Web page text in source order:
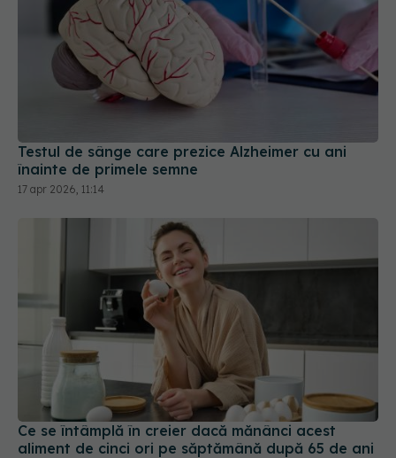
Testul de sânge care prezice Alzheimer cu ani
înainte de primele semne
Ce se întâmplă în creier dacă mănânci acest
aliment de cinci ori pe săptămână după 65 de ani
21 mai 2026, 09:38